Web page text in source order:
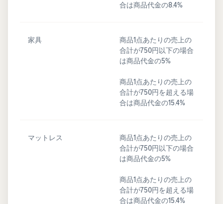
合は商品代金の8.4%
家具
商品1点あたりの売上の
合計が750円以下の場合
は商品代金の5%
商品1点あたりの売上の
合計が750円を超える場
合は商品代金の15.4%
マットレス
商品1点あたりの売上の
合計が750円以下の場合
は商品代金の5%
商品1点あたりの売上の
合計が750円を超える場
合は商品代金の15.4%